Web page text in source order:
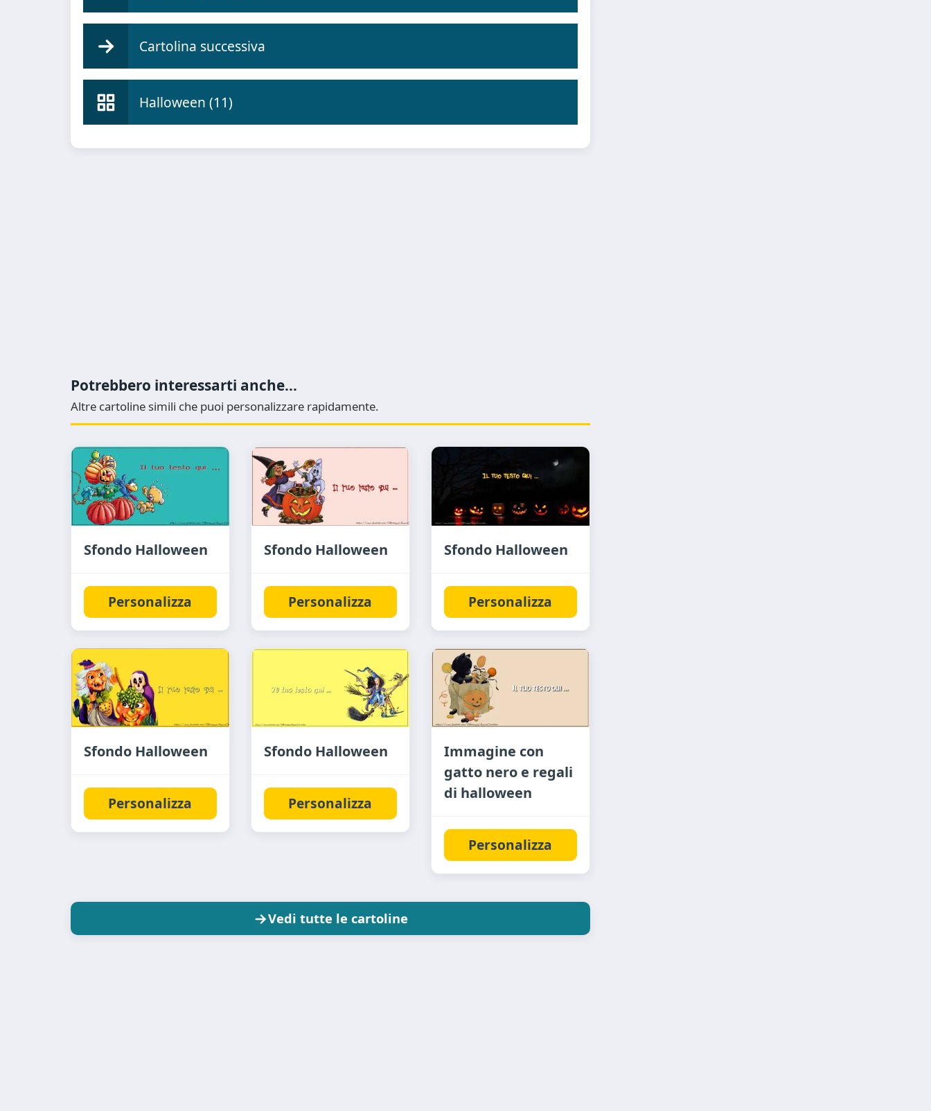
Cartolina successiva
Halloween (11)
Potrebbero interessarti anche...
Altre cartoline simili che puoi personalizzare rapidamente.
Sfondo Halloween
Personalizza
Sfondo Halloween
Personalizza
Sfondo Halloween
Personalizza
Sfondo Halloween
Personalizza
Sfondo Halloween
Personalizza
Immagine con
gatto nero e regali
di halloween
Personalizza
Vedi tutte le cartoline